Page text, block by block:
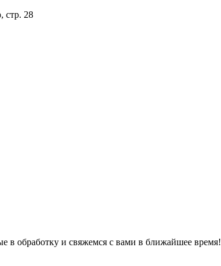
стр. 28
обработку и свяжемся с вами в ближайшее время!